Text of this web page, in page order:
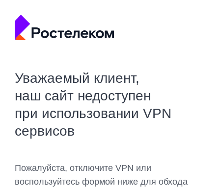
Уважаемый клиент,
наш сайт недоступен
при использовании VPN
сервисов
Пожалуйста, отключите VPN или
воспользуйтесь формой ниже для обхода